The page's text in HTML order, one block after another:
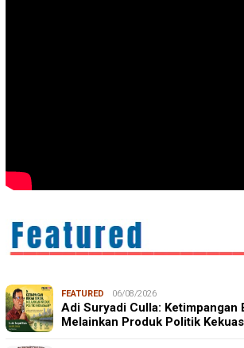
FEATURED 06/08/2026
Adi Suryadi Culla: Ketimpangan
Melainkan Produk Politik